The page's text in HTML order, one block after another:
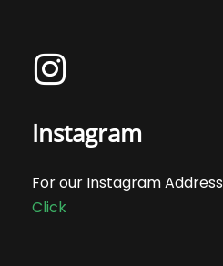
Instagram
For our Instagram Address
Click